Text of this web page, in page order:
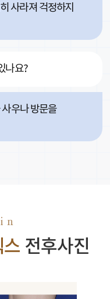
사라져 걱정하지
나요?
우나 방문을
전후사진